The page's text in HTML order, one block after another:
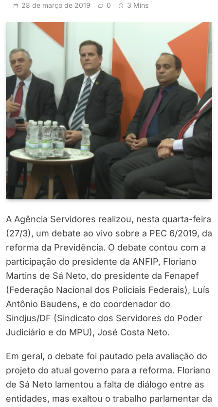
28 de março de 2019 0 3 Mins
A Agência Servidores realizou, nesta quarta-feira
(27/3), um debate ao vivo sobre a PEC 6/2019, da
reforma da Previdência. O debate contou com a
participação do presidente da ANFIP, Floriano
Martins de Sá Neto, do presidente da Fenapef
(Federação Nacional dos Policiais Federais), Luís
Antônio Baudens, e do coordenador do
Sindjus/DF (Sindicato dos Servidores do Poder
Judiciário e do MPU), José Costa Neto.
Em geral, o debate foi pautado pela avaliação do
projeto do atual governo para a reforma. Floriano
de Sá Neto lamentou a falta de diálogo entre as
entidades, mas exaltou o trabalho parlamentar da